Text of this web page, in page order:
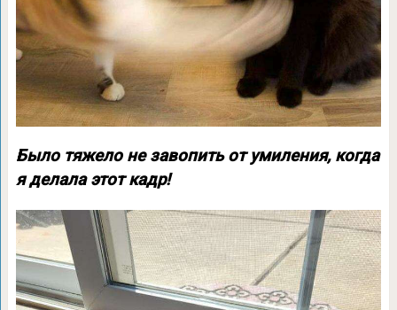
Было тяжело не завопить от умиления, когда
я делала этот кадр!